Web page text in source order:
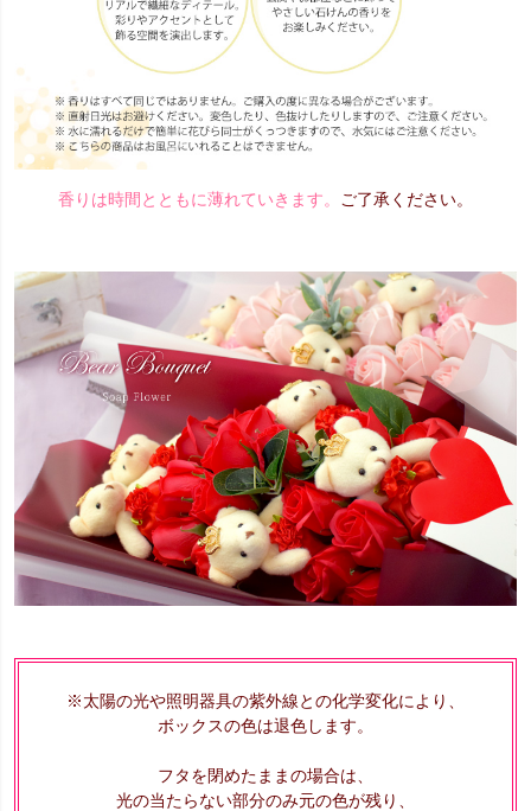
香りは時間とともに薄れていきます。 ご了承ください。
※太陽の光や照明器具の紫外線との化学変化により、
ボックスの色は退色します。
フタを閉めたままの場合は、
光の当たらない部分のみ元の色が残り、